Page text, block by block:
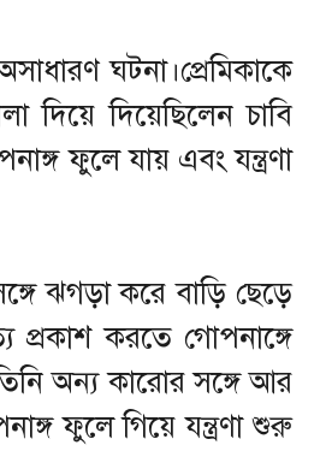
ঘটনা।প্রেমিকাকে
দিয়ে দিয়েছিলেন চাবি
ফুলে যায় এবং যন্ত্রণা
ঝগড়া করে বাড়ি ছেড়ে
প্রকাশ করতে গোপনাঙ্গে
অন্য কারোর সঙ্গে আর
ফুলে গিয়ে যন্ত্রণা শুরু